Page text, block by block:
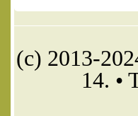
(c) 2013-
14. •